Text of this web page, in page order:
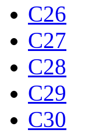
C26
C27
C28
C29
C30